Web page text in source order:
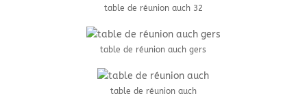
table de réunion auch 32
table de réunion auch gers
table de réunion auch